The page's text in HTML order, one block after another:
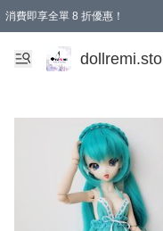
消費即享全單 8 折優惠！
購物滿 HKD 1500.00即享免運